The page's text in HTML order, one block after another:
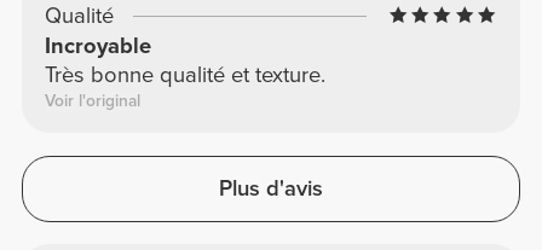
Qualité
Incroyable
Très bonne qualité et texture.
Voir l'original
Plus d'avis